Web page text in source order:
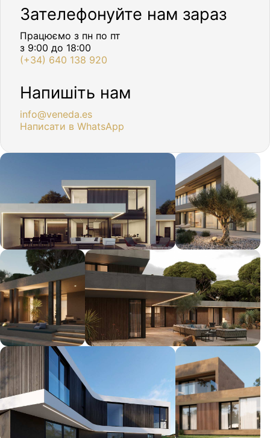
Зателефонуйте нам зараз
Працюємо з пн по пт
з 9:00 до 18:00
(+34) 640 138 920
Напишіть нам
info@veneda.es
Написати в WhatsApp